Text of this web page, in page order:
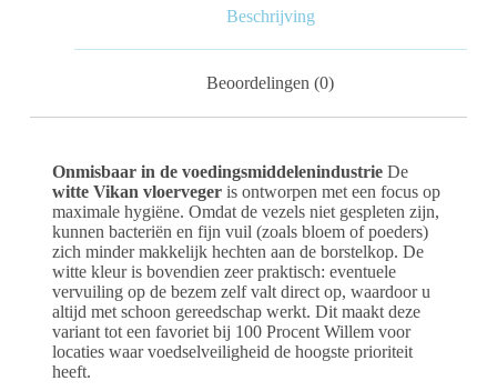
Beschrijving
Beoordelingen (0)
Onmisbaar in de voedingsmiddelenindustrieDe
witte Vikan vloervegeris ontworpen met een focus op
maximale hygiëne. Omdat de vezels niet gespleten zijn,
kunnen bacteriën en fijn vuil (zoals bloem of poeders)
zich minder makkelijk hechten aan de borstelkop. De
witte kleur is bovendien zeer praktisch: eventuele
vervuiling op de bezem zelf valt direct op, waardoor u
altijd met schoon gereedschap werkt. Dit maakt deze
variant tot een favoriet bij 100 Procent Willem voor
locaties waar voedselveiligheid de hoogste prioriteit
heeft.